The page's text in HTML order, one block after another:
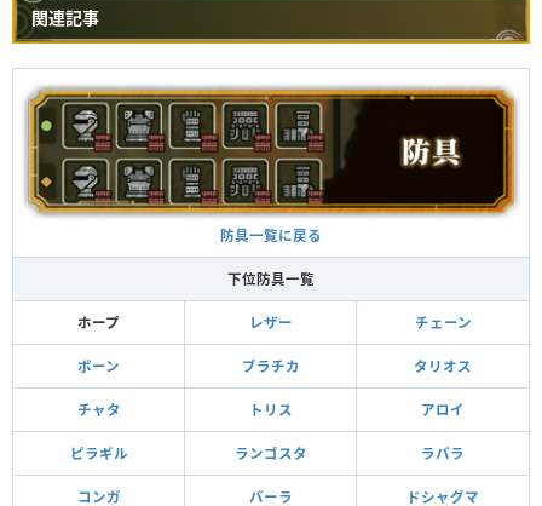
関連記事
防具一覧に戻る
下位防具一覧
ホープ レザー チェーン
ボーン ブラチカ タリオス
チャタ トリス アロイ
ピラギル ランゴスタ ラバラ
コンガ バーラ ドシャグマ